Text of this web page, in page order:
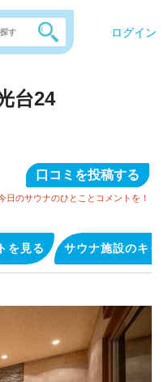
ログイン
台24
口コミを投稿する
日のサウナのひとことコメントを！
を見る サウナ施設のキャ